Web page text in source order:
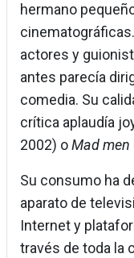
hermano
actores y
antes parecía
comedia. Su
crítica aplaudía
2002) oMad men
Su consumo ha
aparato de
Internet y
través de toda la